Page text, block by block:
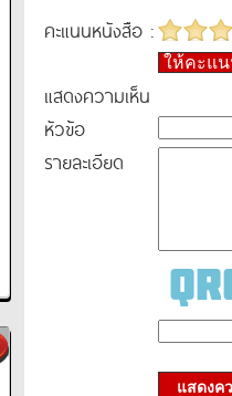
คะแนนหนังสือ :
ให้คะแ
แสดงความเห็น
หัวข้อ
รายละเอียด
แสดงค